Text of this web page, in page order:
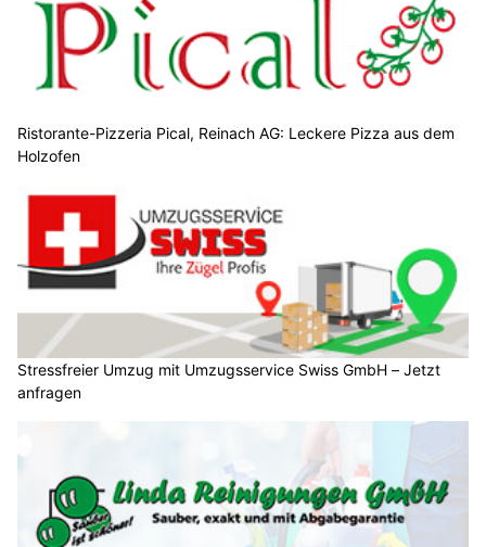
Ristorante-Pizzeria Pical, Reinach AG: Leckere Pizza aus dem
Holzofen
Stressfreier Umzug mit Umzugsservice Swiss GmbH – Jetzt
anfragen